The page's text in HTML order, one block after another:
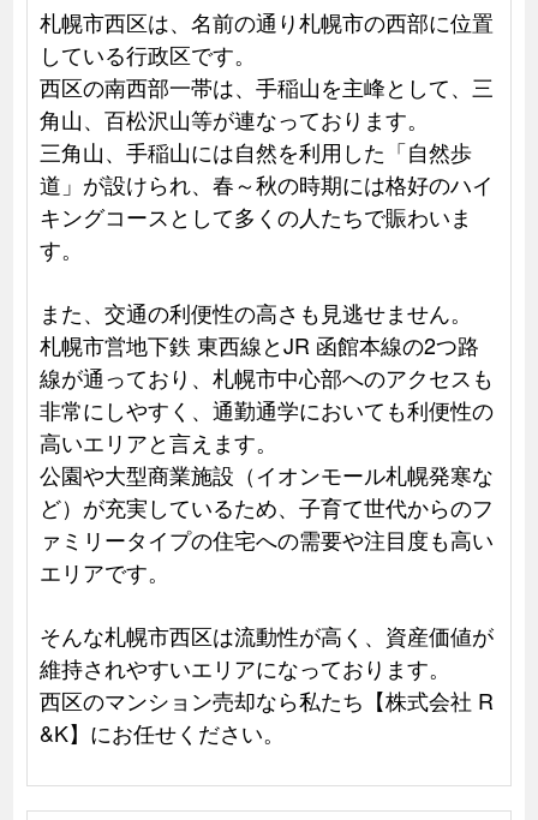
札幌市西区は、名前の通り札幌市の西部に位置
している行政区です。
西区の南西部一帯は、手稲山を主峰として、三
角山、百松沢山等が連なっております。
三角山、手稲山には自然を利用した「自然歩
道」が設けられ、春～秋の時期には格好のハイ
キングコースとして多くの人たちで賑わいま
す。
また、交通の利便性の高さも見逃せません。
札幌市営地下鉄 東西線とJR 函館本線の2つ路
線が通っており、札幌市中心部へのアクセスも
非常にしやすく、通勤通学においても利便性の
高いエリアと言えます。
公園や大型商業施設（イオンモール札幌発寒な
ど）が充実しているため、子育て世代からのフ
ァミリータイプの住宅への需要や注目度も高い
エリアです。
そんな札幌市西区は流動性が高く、資産価値が
維持されやすいエリアになっております。
西区のマンション売却なら私たち【株式会社 R
&K】にお任せください。